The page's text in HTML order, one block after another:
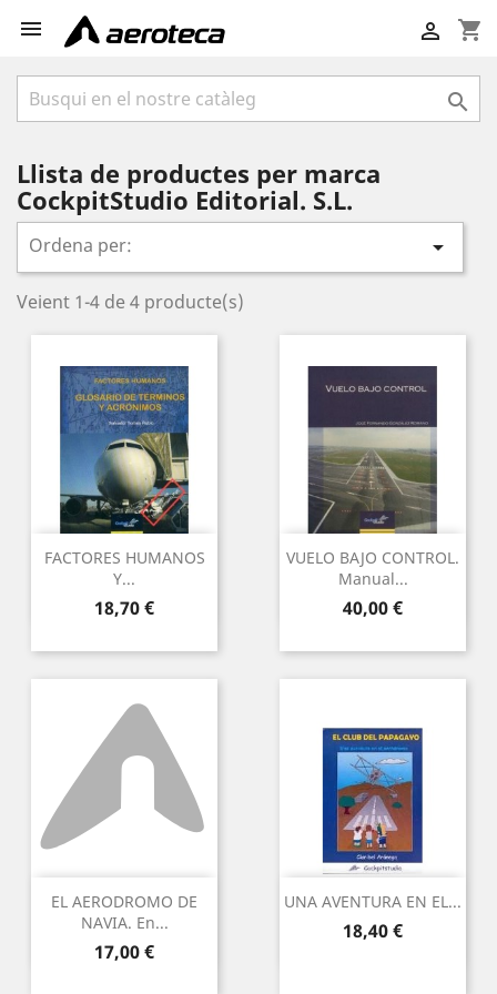
 shopping_cart


Llista de productes per marca
CockpitStudio Editorial. S.L.
Ordena per: 
Veient 1-4 de 4 producte(s)
FACTORES HUMANOS
Y...
Preu
18,70 €
VUELO BAJO CONTROL.
Manual...
Preu
40,00 €
EL AERODROMO DE
NAVIA. En...
Preu
17,00 €
UNA AVENTURA EN EL...
Preu
18,40 €